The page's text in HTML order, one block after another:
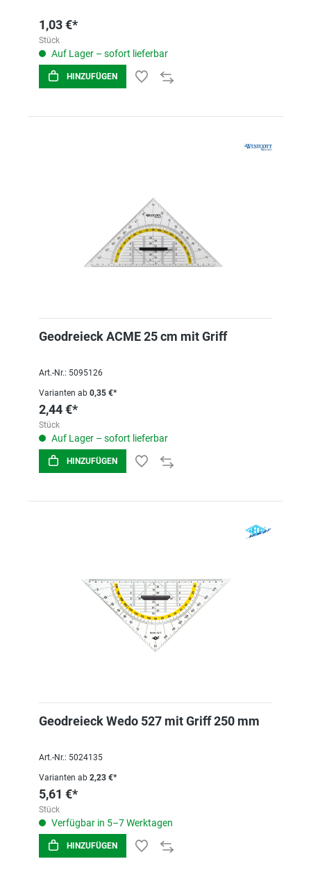
1,03 €*
Stück
Auf Lager – sofort lieferbar
HINZUFÜGEN
Geodreieck ACME 25 cm mit Griff
Art.-Nr.: 5095126
Varianten ab 0,35 €*
2,44 €*
Stück
Auf Lager – sofort lieferbar
HINZUFÜGEN
Geodreieck Wedo 527 mit Griff 250 mm
Art.-Nr.: 5024135
Varianten ab 2,23 €*
5,61 €*
Stück
Verfügbar in 5–7 Werktagen
HINZUFÜGEN